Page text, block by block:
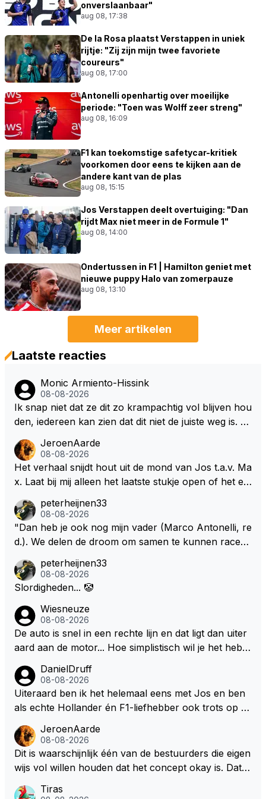
onverslaanbaar"
aug 08, 17:38
De la Rosa plaatst Verstappen in uniek
rijtje: "Zij zijn mijn twee favoriete
coureurs"
aug 08, 17:00
Antonelli openhartig over moeilijke
periode: "Toen was Wolff zeer streng"
aug 08, 16:09
F1 kan toekomstige safetycar-kritiek
voorkomen door eens te kijken aan de
andere kant van de plas
aug 08, 15:15
Jos Verstappen deelt overtuiging: "Dan
rijdt Max niet meer in de Formule 1"
aug 08, 14:00
Ondertussen in F1 | Hamilton geniet met
nieuwe puppy Halo van zomerpauze
aug 08, 13:10
Meer artikelen
Laatste reacties
Monic Armiento-Hissink
08-08-2026
Ik snap niet dat ze dit zo krampachtig vol blijven hou
den, iedereen kan zien dat dit niet de juiste weg is. W
an te gaan wijzen naar anderen waarom het fout is
gegaan. Als ze hadden gewild dan hadden ze ook in
kunnen grijpen op basis van veiligheid want er zijn si
het vermogen van de auto en dat kan tot gevaarlijke
situaties leiden. Deze auto's worden steeds complex
er, ook voor de gene die ze moeten maken. Kunnen
we niet gewoon terug naar een gaspedaal, rempeda
al een versnellingsbak en een stuur?
JeroenAarde
08-08-2026
Het verhaal snijdt hout uit de mond van Jos t.a.v. Ma
x. Laat bij mij alleen het laatste stukje open of het ee
elijkheid.
peterheijnen33
08-08-2026
"Dan heb je ook nog mijn vader (Marco Antonelli, re
d.). We delen de droom om samen te kunnen racen i
out die droom met Kimi en Marco én Max én Jos? ;)
peterheijnen33
08-08-2026
Slordigheden... 🤡
Wiesneuze
08-08-2026
De auto is snel in een rechte lijn en dat ligt dan uiter
aard aan de motor... Hoe simplistisch wil je het hebb
rstand ontzettend belangrijk. Heeft Red Bull bochtgri
p opgegeven voor topsnelheid? Dat is iets wat vaker
gebeurd is, zeker met Verstappen aan bet stuur.
DanielDruff
08-08-2026
Uiteraard ben ik het helemaal eens met Jos en ben
als echte Hollander én F1-liefhebber ook trots op de
aatste tijd kriebelt bij mij toch de wens dat hij nog een
s een knappe auto van Red Bull krijgt, waarmee hij d
ie laatste paar records van Lewis 'ik-reed-in-een-Me
ton kan slopen. Hij heeft dat natuurlijk ook in zich, al
JeroenAarde
08-08-2026
Dit is waarschijnlijk één van de bestuurders die eigen
wijs vol willen houden dat het concept okay is. Dat is
reurs gezegd! Dat het lichter, korter en smaller zou
Tiras